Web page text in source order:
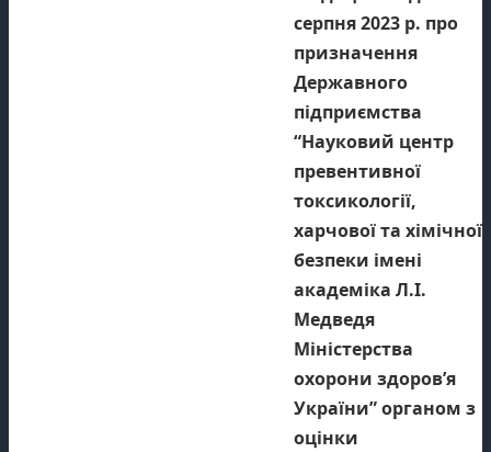
серпня 2023 р. про
призначення
Державного
підприємства
“Науковий центр
превентивної
токсикології,
харчової та хімічної
безпеки імені
академіка Л.І.
Медведя
Міністерства
охорони здоров’я
України” органом з
оцінки